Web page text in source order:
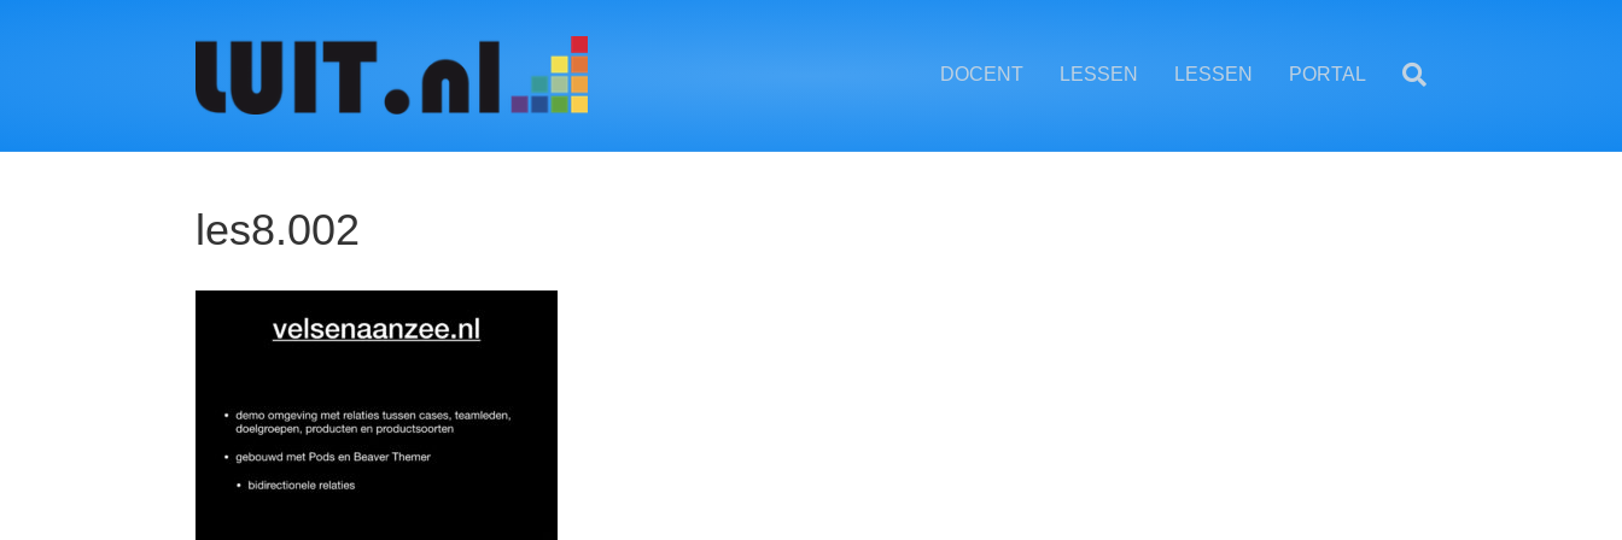
DOCENT LESSEN LESSEN PORTAL
les8.002